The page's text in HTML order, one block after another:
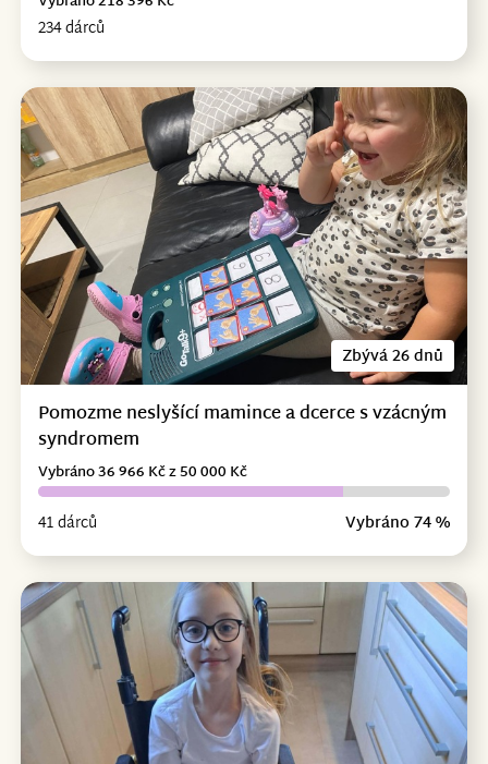
234 dárců
Zbývá 26 dnů
Pomozme neslyšící mamince a dcerce s vzácným
syndromem
41 dárců Vybráno 74 %
Vybráno 36 966 Kč z 50 000 Kč